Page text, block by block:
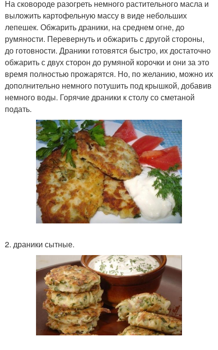
На сковороде разогреть немного растительного масла и
выложить картофельную массу в виде небольших
лепешек. Обжарить драники, на среднем огне, до
румяности. Перевернуть и обжарить с другой стороны,
до готовности. Драники готовятся быстро, их достаточно
обжарить с двух сторон до румяной корочки и они за это
время полностью прожарятся. Но, по желанию, можно их
дополнительно немного потушить под крышкой, добавив
немного воды. Горячие драники к столу со сметаной
подать.
2. драники сытные.